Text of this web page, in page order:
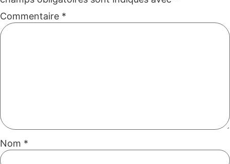
Commentaire *
Nom *